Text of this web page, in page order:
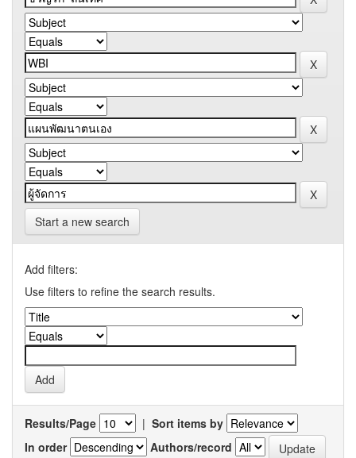
Start a new search
Add filters:
Use filters to refine the search results.
Results/Page | Sort items by
In order
Authors/record